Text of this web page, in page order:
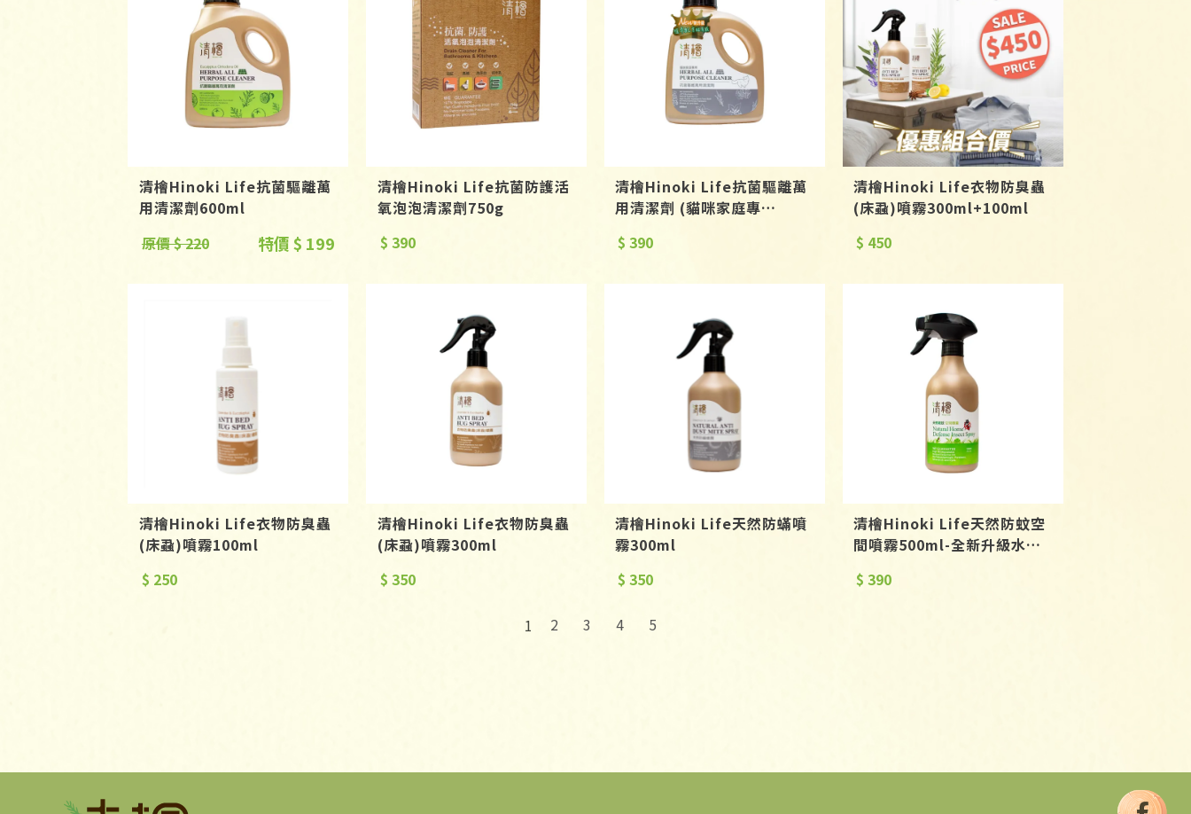
清檜Hinoki Life抗菌驅離萬
用清潔劑600ml
原價 $ 220
特價 $ 199
清檜Hinoki Life抗菌防護活
氧泡泡清潔劑750g
$ 390
清檜Hinoki Life抗菌驅離萬
用清潔劑 (貓咪家庭專
$ 390
清檜Hinoki Life衣物防臭蟲
(床蝨)噴霧300ml+100ml
$ 450
清檜Hinoki Life衣物防臭蟲
(床蝨)噴霧100ml
$ 250
清檜Hinoki Life衣物防臭蟲
(床蝨)噴霧300ml
$ 350
清檜Hinoki Life天然防蟎噴
霧300ml
$ 350
清檜Hinoki Life天然防蚊空
間噴霧500ml-全新升級水性
$ 390
1 2 3 4 5